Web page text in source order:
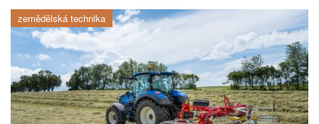
zemědělská technika